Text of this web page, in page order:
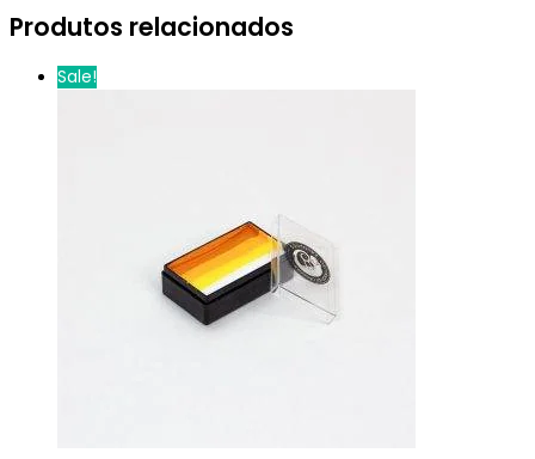
Produtos relacionados
Sale!